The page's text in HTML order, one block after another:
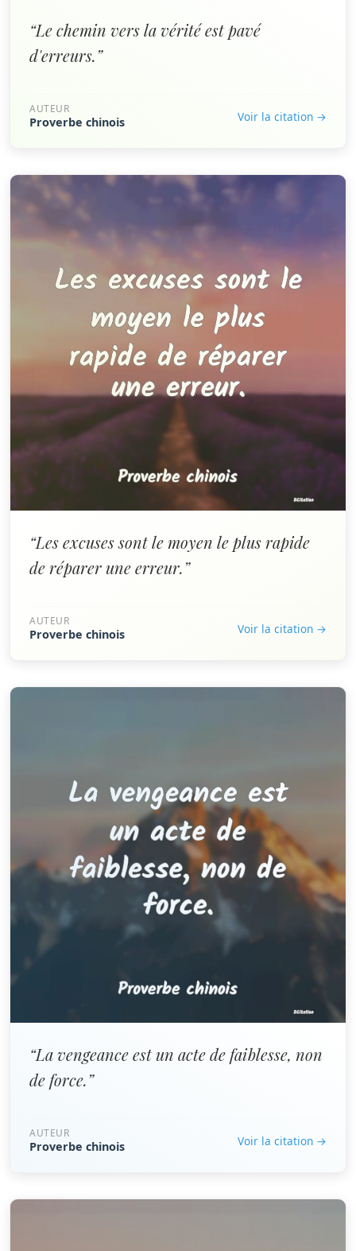
“Le chemin vers la vérité est pavé
d'erreurs.”
AUTEUR
Proverbe chinois Voir la citation →
“Les excuses sont le moyen le plus rapide
de réparer une erreur.”
AUTEUR
Proverbe chinois Voir la citation →
“La vengeance est un acte de faiblesse, non
de force.”
AUTEUR
Proverbe chinois Voir la citation →